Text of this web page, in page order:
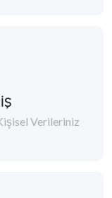
Verileriniz